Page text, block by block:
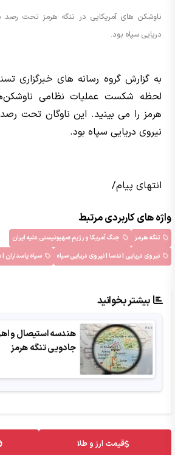
ناوشکن های آمریکایی در تنگه هرمز تحت رصد
دریایی سپاه بود.
به گزارش گروه رسانه های خبرگزاری
لحظه شکست عملیات نظامی
هرمز را می بینید. این ناوگان تحت
نیروی دریایی سپاه بود.
انتهای پیام/
واژه های کاربردی مرتبط
تنگه هرمز
جنگ آمریکا و رژیم صهیونیستی علیه ایران
نیروی دریایی | ندسا | نیروی دریایی سپاه
سپاه پاسداران |
بیشتر بخوانید
هندسه استیصال و
جادویی تنگه هرمز
قیمت ارز و طلا